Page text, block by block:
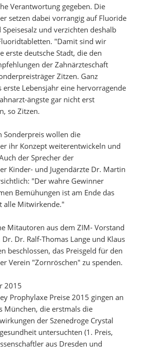
Verantwortung gegeben. Die
setzen dabei vorrangig auf Fluoride
und verzichten deshalb
"Damit sind wir
erste deutsche Stadt, die den
der Zahnärzteschaft
Zitzen. Ganz
erste Lebensjahr eine hervorragende
ängste gar nicht erst
so Zitzen.
Sonderpreis wollen die
ihr Konzept weiterentwickeln und
der Sprecher der
Kinder- und Jugendärzte Dr. Martin
"Der wahre Gewinner
Bemühungen ist am Ende das
alle Mitwirkende."
Mitautoren aus dem ZIM- Vorstand
Dr. Ralf-Thomas Lange und Klaus
beschlossen, das Preisgeld für den
Verein "Zornröschen" zu spenden.
2015
Prophylaxe Preise 2015 gingen an
München, die erstmals die
der Szenedroge Crystal
untersuchten (1. Preis,
aus Dresden und